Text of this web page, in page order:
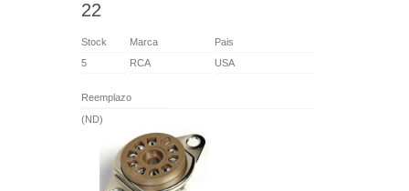
22
Stock Marca
Pais
5
RCA USA
Reemplazo
(ND)